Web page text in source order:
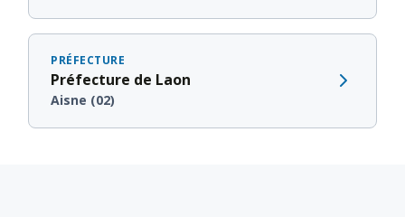
PRÉFECTURE
Préfecture de Laon
Aisne (02)